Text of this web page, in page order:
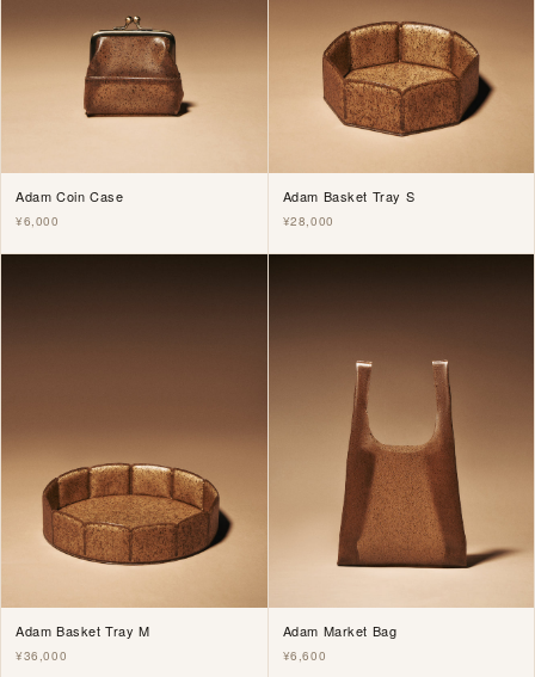
Adam Coin Case
¥6,000
Adam Basket Tray S
¥28,000
Adam Basket Tray M
¥36,000
Adam Market Bag
¥6,600